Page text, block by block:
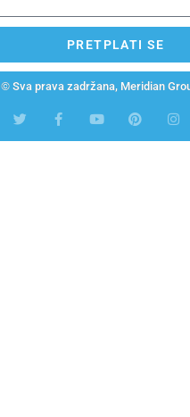
PRETPLATI SE
© Sva prava zadržana, Meridian